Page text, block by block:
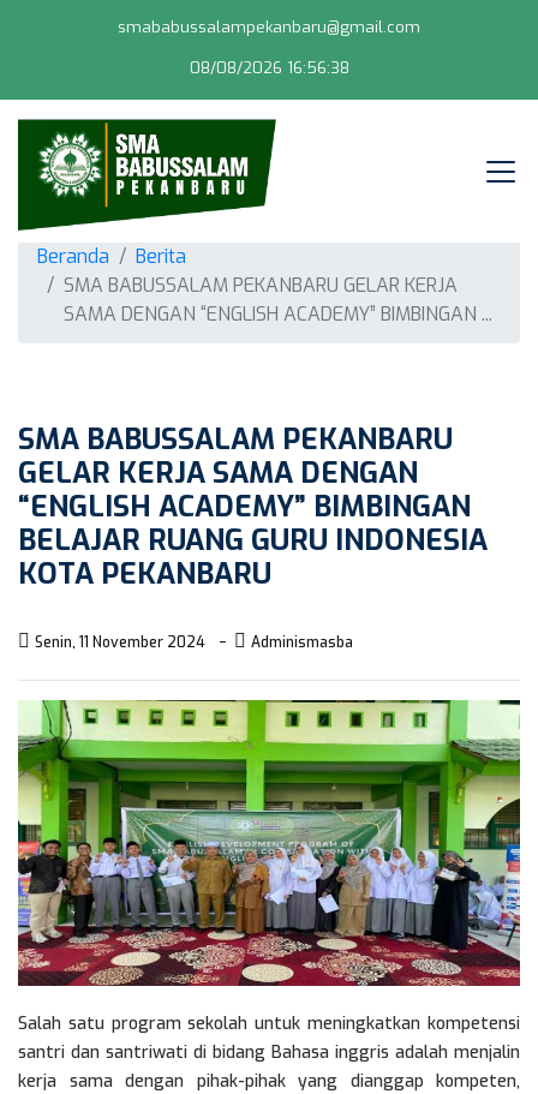
smababussalampekanbaru@gmail.com
08/08/2026 16:56:39
Beranda
Berita
SMA BABUSSALAM PEKANBARU GELAR KERJA
SAMA DENGAN “ENGLISH ACADEMY” BIMBINGAN ...
SMA BABUSSALAM PEKANBARU
GELAR KERJA SAMA DENGAN
“ENGLISH ACADEMY” BIMBINGAN
BELAJAR RUANG GURU INDONESIA
KOTA PEKANBARU
Senin, 11 November 2024 Adminismasba
Salah satu program sekolah untuk meningkatkan kompetensi
santri dan santriwati di bidang Bahasa inggris adalah menjalin
kerja sama dengan pihak-pihak yang dianggap kompeten,